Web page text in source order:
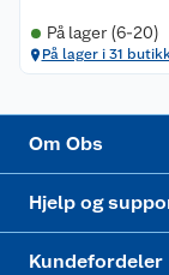
På lager (6-20)
På lager i 31
Om Obs
Virksomheten
Hjelp og
Personvern
Kundefordeler
Matvaregaranti
Alt til
Sykler og